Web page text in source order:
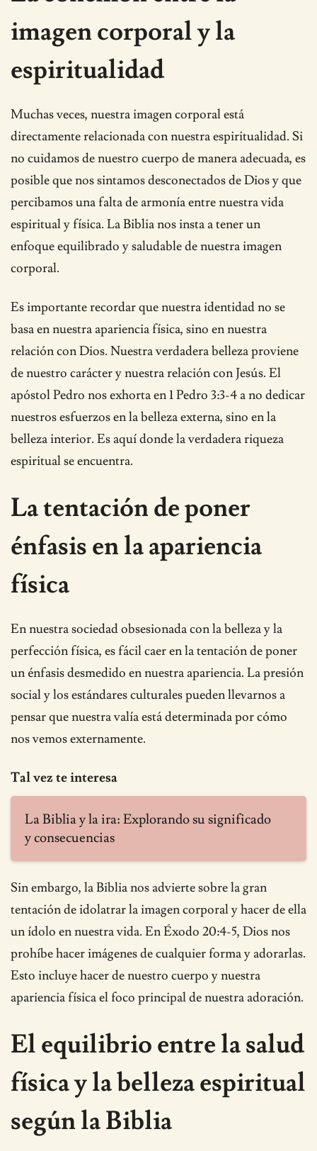
imagen corporal y la
espiritualidad
Muchas veces, nuestra imagen corporal está
directamente relacionada con nuestra espiritualidad. Si
no cuidamos de nuestro cuerpo de manera adecuada, es
posible que nos sintamos desconectados de Dios y que
percibamos una falta de armonía entre nuestra vida
espiritual y física. La Biblia nos insta a tener un
enfoque equilibrado y saludable de nuestra imagen
corporal.
Es importante recordar que nuestra identidad no se
basa en nuestra apariencia física, sino en nuestra
relación con Dios. Nuestra verdadera belleza proviene
de nuestro carácter y nuestra relación con Jesús. El
apóstol Pedro nos exhorta en 1 Pedro 3:3-4 a no dedicar
nuestros esfuerzos en la belleza externa, sino en la
belleza interior. Es aquí donde la verdadera riqueza
espiritual se encuentra.
La tentación de poner
énfasis en la apariencia
física
En nuestra sociedad obsesionada con la belleza y la
perfección física, es fácil caer en la tentación de poner
un énfasis desmedido en nuestra apariencia. La presión
social y los estándares culturales pueden llevarnos a
pensar que nuestra valía está determinada por cómo
nos vemos externamente.
Tal vez te interesa
La Biblia y la ira: Explorando su significado
y consecuencias
Sin embargo, la Biblia nos advierte sobre la gran
tentación de idolatrar la imagen corporal y hacer de ella
un ídolo en nuestra vida. En Éxodo 20:4-5, Dios nos
prohíbe hacer imágenes de cualquier forma y adorarlas.
Esto incluye hacer de nuestro cuerpo y nuestra
apariencia física el foco principal de nuestra adoración.
El equilibrio entre la salud
física y la belleza espiritual
según la Biblia